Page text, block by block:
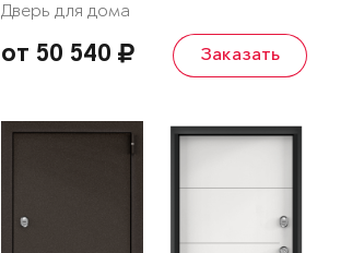
Дверь для дома
от 50 540 Заказать